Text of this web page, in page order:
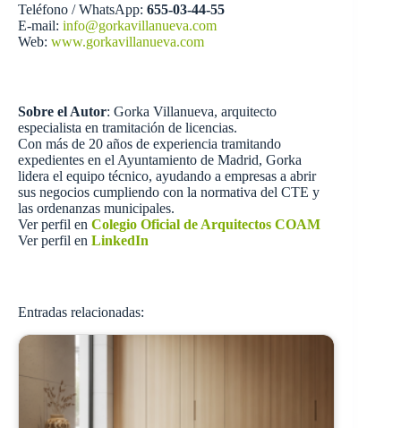
Teléfono / WhatsApp: 655-03-44-55
E-mail: info@gorkavillanueva.com
Web: www.gorkavillanueva.com
Sobre el Autor: Gorka Villanueva, arquitecto
especialista en tramitación de licencias.
Con más de 20 años de experiencia tramitando
expedientes en el Ayuntamiento de Madrid, Gorka
lidera el equipo técnico, ayudando a empresas a abrir
sus negocios cumpliendo con la normativa del CTE y
las ordenanzas municipales.
Ver perfil en Colegio Oficial de Arquitectos COAM
Ver perfil en LinkedIn
Entradas relacionadas: